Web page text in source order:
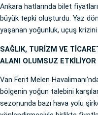
Ankara hatlarında bilet
büyük tepki oluşturdu. Yaz
yaşanan yoğunluk, uçuş
SAĞLIK, TURİZM VE
ALANI OLUMSUZ ETKİLİYOR
Van Ferit Melen
bölgenin yoğun talebini
sezonunda bazı hava yolu